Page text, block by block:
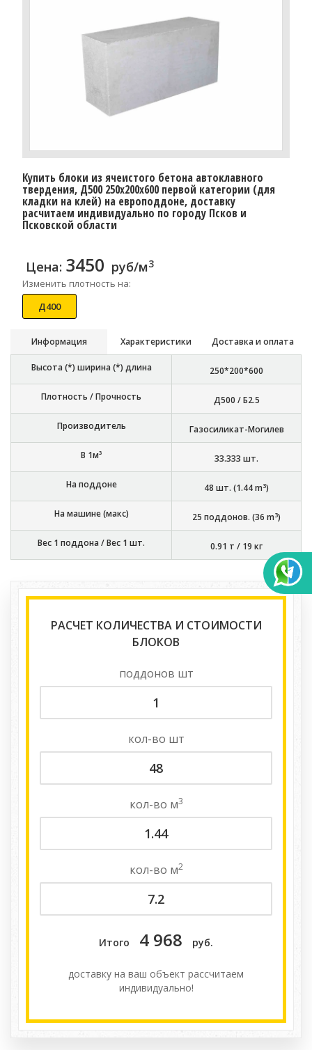
Купить блоки из ячеистого бетона автоклавного
твердения, Д500 250x200x600 первой категории (для
кладки на клей) на европоддоне, доставку
расчитаем индивидуально по городу Псков и
Псковской области
Цена: 3450 руб/м3
Изменить плотность на:
Д400
Информация Характеристики Доставка и оплата
Высота (*) ширина (*) длина 250*200*600
Плотность / Прочность Д500 / Б2.5
Производитель Газосиликат-Могилев
В 1м³ 33.333 шт.
На поддоне 48 шт. (1.44m3)
На машине (макс) 25 поддонов. (36 m3)
Вес 1 поддона / Вес 1 шт. 0.91 т / 19 кг
РАСЧЕТ КОЛИЧЕСТВА И СТОИМОСТИ
БЛОКОВ
поддонов шт
кол-во шт
кол-во м3
кол-во м2
Итого 4 968 руб.
доставку на ваш объект расcчитаем
индивидуально!